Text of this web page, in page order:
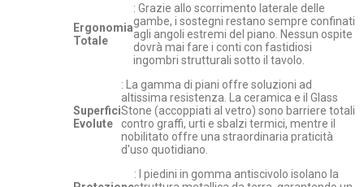
Ergonomia
Totale
: Grazie allo scorrimento laterale delle
gambe, i sostegni restano sempre confinati
agli angoli estremi del piano. Nessun ospite
dovrà mai fare i conti con fastidiosi
ingombri strutturali sotto il tavolo.
Superfici
Evolute
: La gamma di piani offre soluzioni ad
altissima resistenza. La ceramica e il Glass
Stone (accoppiati al vetro) sono barriere totali
contro graffi, urti e sbalzi termici, mentre il
nobilitato offre una straordinaria praticità
d'uso quotidiano.
: I piedini in gomma antiscivolo isolano la